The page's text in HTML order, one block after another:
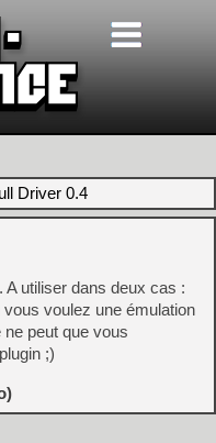
Driver 0.4
utiliser dans deux cas :
voulez une émulation
peut que vous
;)